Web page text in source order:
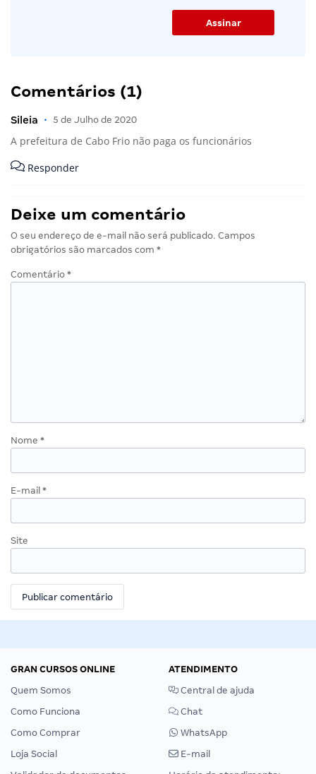
Comentários (1)
Sileia • 5 de Julho de 2020
A prefeitura de Cabo Frio não paga os funcionários
Responder
Deixe um comentário
O seu endereço de e-mail não será publicado. Campos
obrigatórios são marcados com *
Comentário *
Nome *
E-mail *
Site
GRAN CURSOS ONLINE
Quem Somos
Como Funciona
Como Comprar
Loja Social
ATENDIMENTO
Central de ajuda
Chat
WhatsApp
E-mail